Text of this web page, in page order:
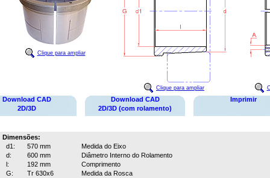
Clique para ampliar
Clique para ampliar
Download CAD
2D/3D
Download CAD
2D/3D (com rolamento)
Imprimir
Dimensões:
d1:
570 mm
Medida do Eixo
d:
600 mm
Diâmetro Interno do Rolamento
l:
192 mm
Comprimento
G:
Tr 630x6
Medida da Rosca